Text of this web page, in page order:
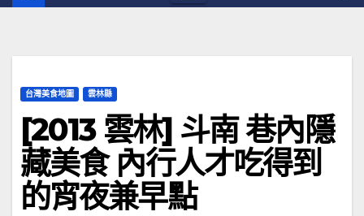
台灣美食地圖 雲林縣
[2013 雲林] 斗南 巷內隱
藏美食 內行人才吃得到
的宵夜兼早點